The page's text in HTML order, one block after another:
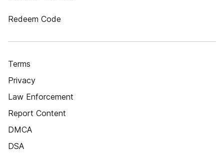
Redeem Code
Terms
Privacy
Law Enforcement
Report Content
DMCA
DSA